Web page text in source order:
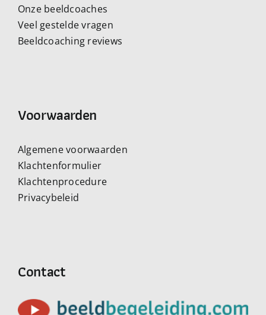
Onze beeldcoaches
Veel gestelde vragen
Beeldcoaching reviews
Voorwaarden
Algemene voorwaarden
Klachtenformulier
Klachtenprocedure
Privacybeleid
Contact